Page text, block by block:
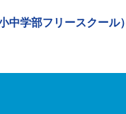
中学部フリースクール）